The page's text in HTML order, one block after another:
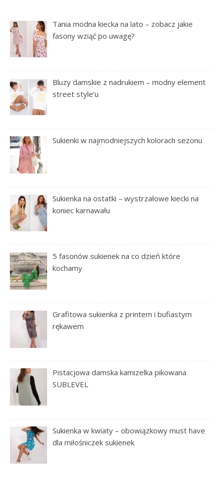
Tania modna kiecka na lato – zobacz jakie
fasony wziąć po uwagę?
Bluzy damskie z nadrukiem – modny element
street style’u
Sukienki w najmodniejszych kolorach sezonu
Sukienka na ostatki – wystrzałowe kiecki na
koniec karnawału
5 fasonów sukienek na co dzień które
kochamy
Grafitowa sukienka z printem i bufiastym
rękawem
Pistacjowa damska kamizelka pikowana
SUBLEVEL
Sukienka w kwiaty – obowiązkowy must have
dla miłośniczek sukienek